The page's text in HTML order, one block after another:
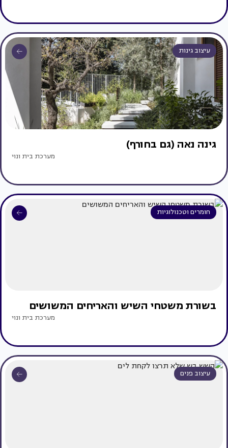
עיצוב גינות
גינה נאה (גם בחורף)
מערכת בית ונוי
חומרים וטכנולוגיות
בשורת משטחי השיש והאריחים המשושים
מערכת בית ונוי
עיצוב פנים